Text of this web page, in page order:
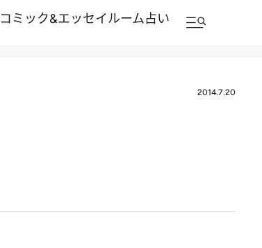
コミック&エッセイルーム占い
2014.7.20